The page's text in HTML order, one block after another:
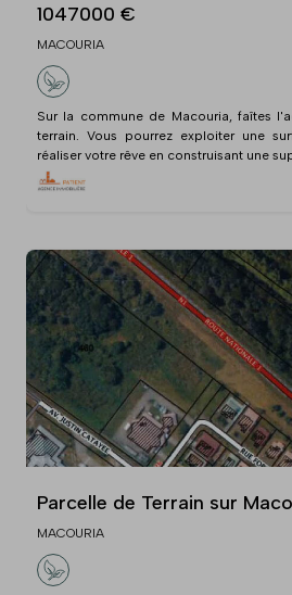
1047000 €
MACOURIA
Sur la commune de Macouria, faîtes
terrain. Vous pourrez exploiter une
réaliser votre rêve en construisant une
Parcelle de Terrain sur
MACOURIA